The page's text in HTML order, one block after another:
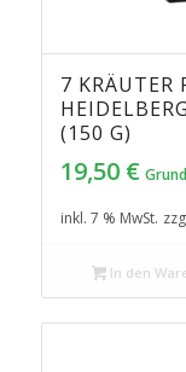
7 KRÄUTER
(150 G)
19,50 €
inkl. 7 % MwSt.
In den